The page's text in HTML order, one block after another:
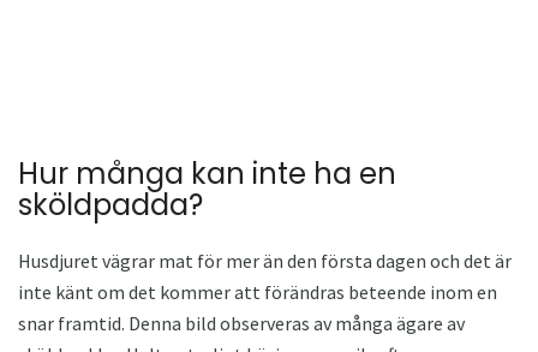
Hur många kan inte ha en
sköldpadda?
Husdjuret vägrar mat för mer än den första dagen och det är
inte känt om det kommer att förändras beteende inom en
snar framtid. Denna bild observeras av många ägare av